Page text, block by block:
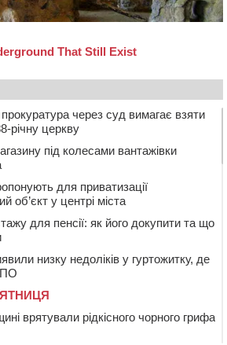
через суд вимагає взяти
річну церкву
під колесами вантажівки
для приватизації
об’єкт у центрі міста
для пенсії: як його докупити та що
низку недоліків у гуртожитку, де
врятували рідкісного чорного грифа